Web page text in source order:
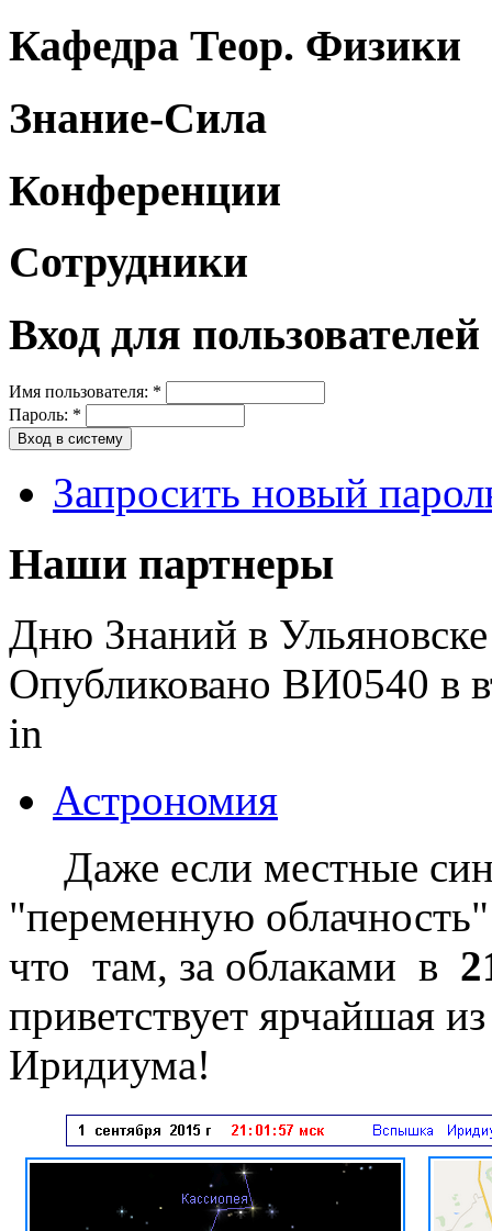
Кафедра Теор. Физики
Знание-Сила
Конференции
Сотрудники
Вход для пользователей
Имя пользователя: *
Пароль: *
Запросить новый
Наши партнеры
Дню Знаний в
Опубликовано ВИ0540 в
in
Астрономия
Даже если местные
"переменную
что там, за облаками в
приветствует ярчайшая
Иридиума!